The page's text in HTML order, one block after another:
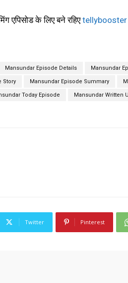
एपिसोड के लिए बने रहिएtellybooster
Mansundar Episode Details Mansundar
Story Mansundar Episode Summary
Today Episode Mansundar Written
Twitter Pinterest